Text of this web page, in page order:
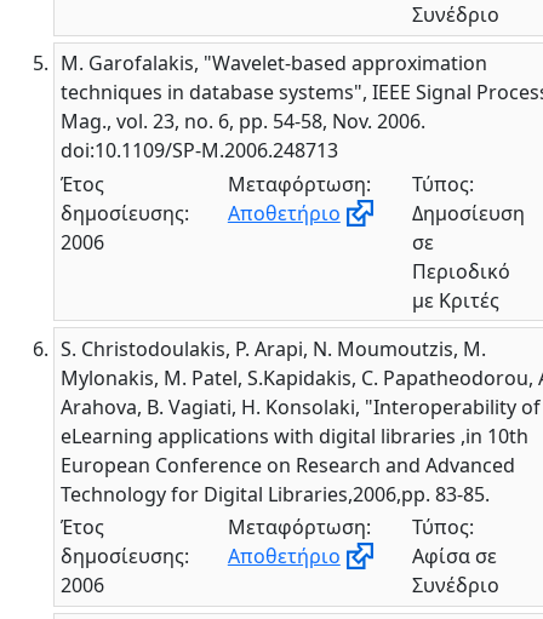
Συνέδριο
M. Garofalakis, "Wavelet-based approximation
techniques in database systems", IEEE Signal
Mag., vol. 23, no. 6, pp. 54-58, Nov. 2006.
doi:10.1109/SP-M.2006.248713
Έτος
δημοσίευσης:
2006
Μεταφόρτωση:
Αποθετήριο
Τύπος:
Δημοσίευση
σε
Περιοδικό
με Κριτές
S. Christodoulakis, P. Arapi, N. Moumoutzis, M.
Mylonakis, M. Patel, S.Kapidakis, C. Papatheodorou,
Arahova, B. Vagiati, H. Konsolaki, "Interoperability of
eLearning applications with digital libraries ,in 10th
European Conference on Research and Advanced
Technology for Digital Libraries,2006,pp. 83-85.
Έτος
δημοσίευσης:
2006
Μεταφόρτωση:
Αποθετήριο
Τύπος:
Αφίσα σε
Συνέδριο